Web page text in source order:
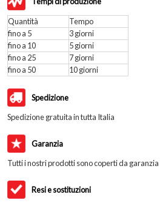
Quantità
Tempo
fino a 5
3 giorni
fino a 10
5 giorni
fino a 25
7 giorni
fino a 50
10 giorni
Spedizione
Spedizione gratuita in tutta Italia
Garanzia
Tutti i nostri prodotti sono coperti da
Resi e sostituzioni